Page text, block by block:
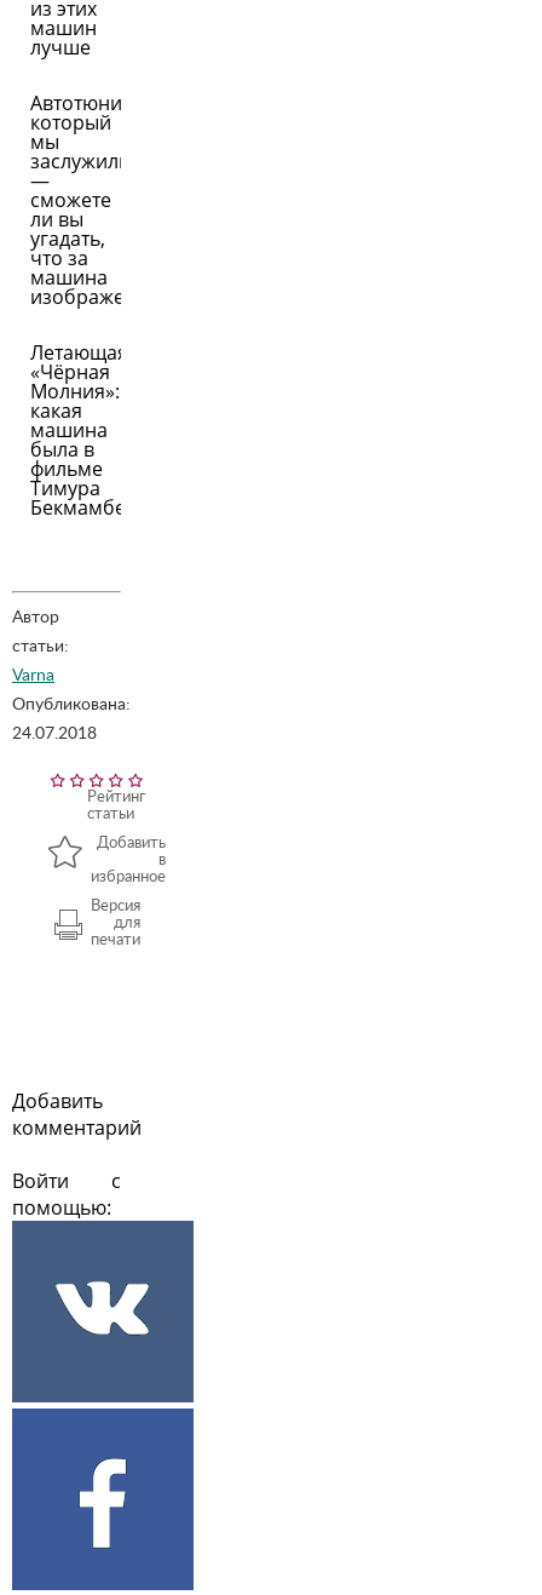
из этих
машин
лучше
Автотюнинг,
который
мы
заслужили
—
сможете
ли вы
угадать,
что за
машина
изображена
Летающая
«Чёрная
Молния»:
какая
машина
была в
фильме
Тимура
Бекмамбетова?
Автор
статьи:
Varna
Опубликована:
24.07.2018
Рейтинг
статьи
Добавить
в
избранное
Версия
для
печати
Добавить
комментарий
Войти с
помощью: